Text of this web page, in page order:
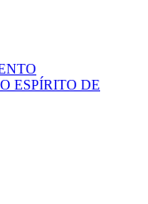
ESPÍRITO DE